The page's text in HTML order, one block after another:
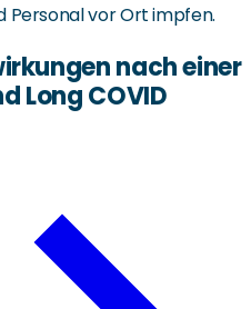
Personal vor Ort impfen.
nach einer
Long COVID